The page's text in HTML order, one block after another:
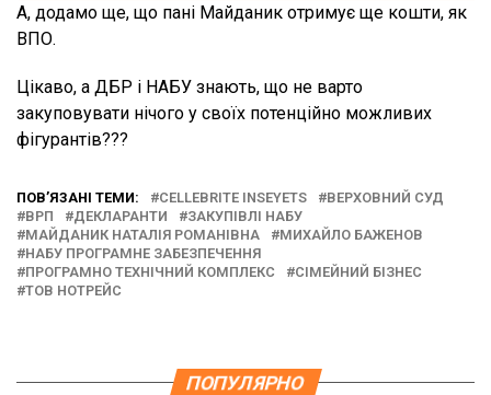
А, додамо ще, що пані Майданик отримує ще кошти, як
ВПО.
Цікаво, а ДБР і НАБУ знають, що не варто
закуповувати нічого у своїх потенційно можливих
фігурантів???
ПОВ’ЯЗАНІ ТЕМИ: CELLEBRITE INSEYETS
ВЕРХОВНИЙ СУД
ВРП
ДЕКЛАРАНТИ
ЗАКУПІВЛІ НАБУ
МАЙДАНИК НАТАЛІЯ РОМАНІВНА
МИХАЙЛО БАЖЕНОВ
НАБУ ПРОГРАМНЕ ЗАБЕЗПЕЧЕННЯ
ПРОГРАМНО ТЕХНІЧНИЙ КОМПЛЕКС
СІМЕЙНИЙ БІЗНЕС
ТОВ НОТРЕЙС
ПОПУЛЯРНО